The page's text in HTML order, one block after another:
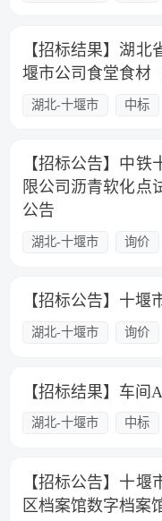
【招标结果】湖北
堰市公司食堂食材
湖北-十堰市 中标
【招标公告】中
限公司沥青软化点
公告
湖北-十堰市 询价
【招标公告】十堰
湖北-十堰市 询价
【招标结果】车间
湖北-十堰市 中标
【招标公告】十
区档案馆数字档案